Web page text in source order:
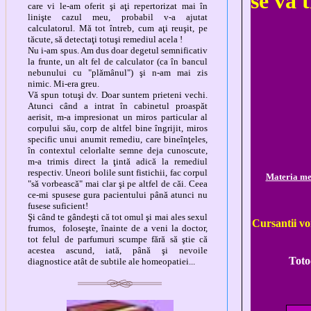
care vi le-am oferit şi aţi repertorizat mai în
linişte cazul meu, probabil v-a ajutat
calculatorul. Mă tot întreb, cum aţi reuşit, pe
tăcute, să detectaţi totuşi remediul acela !
Nu i-am spus. Am dus doar degetul semnificativ
la frunte, un alt fel de calculator (ca în bancul
nebunului cu "plămânul") şi n-am mai zis
nimic. Mi-era greu.
Vă spun totuşi dv. Doar suntem prieteni vechi.
Atunci când a intrat în cabinetul proaspăt
aerisit, m-a impresionat un miros particular al
corpului său, corp de altfel bine îngrijit, miros
specific unui anumit remediu, care bineînţeles,
în contextul celorlalte semne deja cunoscute,
m-a trimis direct la ţintă adică la remediul
respectiv. Uneori bolile sunt fistichii, fac corpul
"să vorbească" mai clar şi pealtfel de căi. Ceea
ce-mi spusese gura pacientului până atunci nu
fusese suficient!
Şi când te gândeşti că tot omul şi mai ales sexul
frumos, foloseşte, înainte de a veni la doctor,
tot felul de parfumuri scumpe fără să ştie că
acestea ascund, iată, până şi nevoile
diagnostice atât de subtile ale homeopatiei...
Materia
Cursantii